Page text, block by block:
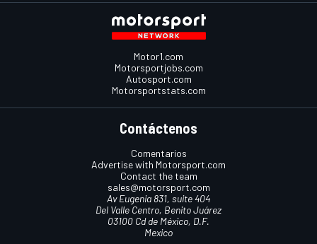
Motor1.com
Motorsportjobs.com
Autosport.com
Motorsportstats.com
Contáctenos
Comentarios
Advertise with Motorsport.com
Contact the team
sales@motorsport.com
Av Eugenia 831, suite 404
Del Valle Centro, Benito Juárez
03100 Cd de México, D.F.
Mexico